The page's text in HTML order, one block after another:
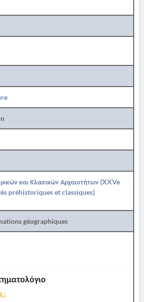
και Κλασικών Αρχαιοτήτων (XXVe
préhistoriques et classiques)
géographiques
: